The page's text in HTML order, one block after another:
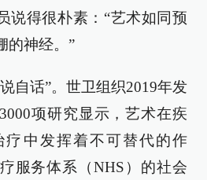
说得很朴素：“艺术如同预
的神经。”
自话”。世卫组织2019年发
项研究显示，艺术在疾
疗中发挥着不可替代的作
服务体系（NHS）的社会